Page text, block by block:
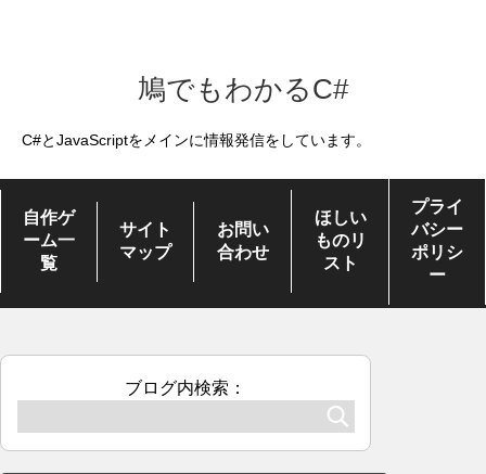
鳩でもわかるC#
C#とJavaScriptをメインに情報発信をしています。
自作ゲ
ーム一
覧
サイト
マップ
お問い
合わせ
ほしい
ものリ
スト
プライ
バシー
ポリシ
ー
ブログ内検索：